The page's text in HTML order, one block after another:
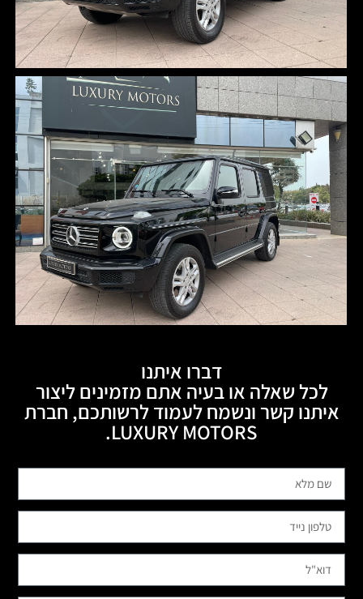
דברו איתנו
לכל שאלה או בעיה אתם מזמינים ליצור
איתנו קשר ונשמח לעמוד לרשותכם, חברת
LUXURY MOTORS.